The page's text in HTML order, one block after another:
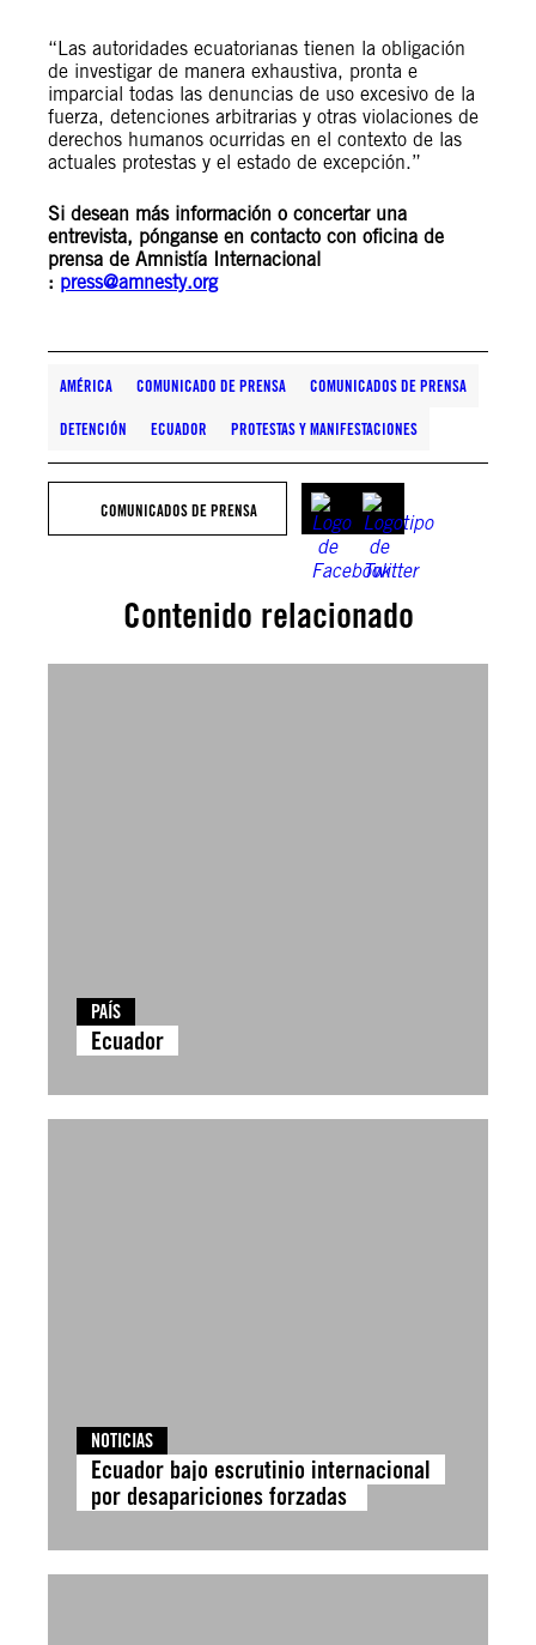
“Las autoridades ecuatorianas tienen la obligación
de investigar de manera exhaustiva, pronta e
imparcial todas las denuncias de uso excesivo de la
fuerza, detenciones arbitrarias y otras violaciones de
derechos humanos ocurridas en el contexto de las
actuales protestas y el estado de excepción.”
Si desean más información o concertar una
entrevista, pónganse en contacto con oficina de
prensa de Amnistía Internacional
: press@amnesty.org
AMÉRICA COMUNICADO DE PRENSA COMUNICADOS DE PRENSA
DETENCIÓN ECUADOR PROTESTAS Y MANIFESTACIONES
COMUNICADOS DE PRENSA
Contenido relacionado
PAÍS
Ecuador
NOTICIAS
Ecuador bajo escrutinio internacional
por desapariciones forzadas